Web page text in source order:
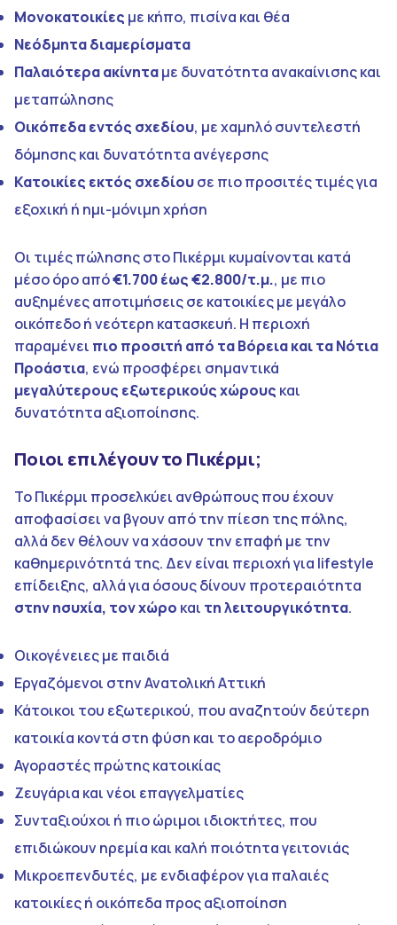
Μονοκατοικίες με κήπο, πισίνα και θέα
Νεόδμητα διαμερίσματα
Παλαιότερα ακίνηταμε δυνατότητα ανακαίνισης και
μεταπώλησης
Οικόπεδαεντός σχεδίου, με χαμηλό συντελεστή
δόμησης και δυνατότητα ανέγερσης
Κατοικίες εκτός σχεδίουσε πιο προσιτές τιμές για
εξοχική ή ημι-μόνιμη χρήση
Οι τιμές πώλησης στο Πικέρμι κυμαίνονται κατά
μέσο όρο από€1.700 έως €2.800/τ.μ., με πιο
αυξημένες αποτιμήσεις σε κατοικίες με μεγάλο
οικόπεδο ή νεότερη κατασκευή. Η περιοχή
παραμένει πιο προσιτή από τα Βόρεια και τα Νότια
Προάστια, ενώ προσφέρει σημαντικά
μεγαλύτερους εξωτερικούς χώρους και
δυνατότητα αξιοποίησης.
Ποιοι επιλέγουν το Πικέρμι;
Το Πικέρμι προσελκύει ανθρώπους που έχουν
αποφασίσει να βγουν από την πίεση της πόλης,
αλλά δεν θέλουν να χάσουν την επαφή με την
καθημερινότητά της. Δεν είναι περιοχή για lifestyle
επίδειξης, αλλά για όσους δίνουν προτεραιότητα
στην ησυχία, τον χώρο και τη λειτουργικότητα.
Οικογένειες με παιδιά
Εργαζόμενοι στην Ανατολική Αττική
Κάτοικοι του εξωτερικού, που αναζητούν δεύτερη
κατοικία κοντά στη φύση και το αεροδρόμιο
Αγοραστές πρώτης κατοικίας
Ζευγάρια και νέοι επαγγελματίες
Συνταξιούχοι ή πιο ώριμοι ιδιοκτήτες, που
επιδιώκουν ηρεμία και καλή ποιότητα γειτονιάς
Μικροεπενδυτές, με ενδιαφέρον για παλαιές
κατοικίες ή οικόπεδα προς αξιοποίηση